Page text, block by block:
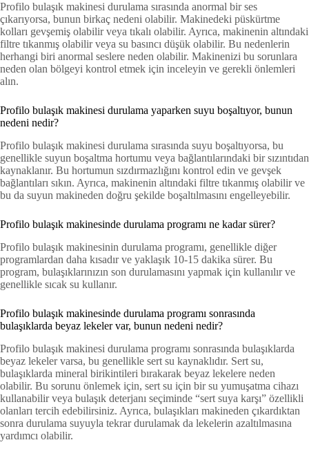
Profilo bulaşık makinesi durulama sırasında anormal bir ses
çıkarıyorsa, bunun birkaç nedeni olabilir. Makinedeki püskürtme
kolları gevşemiş olabilir veya tıkalı olabilir. Ayrıca, makinenin altındaki
filtre tıkanmış olabilir veya su basıncı düşük olabilir. Bu nedenlerin
herhangi biri anormal seslere neden olabilir. Makinenizi bu sorunlara
neden olan bölgeyi kontrol etmek için inceleyin ve gerekli önlemleri
alın.
Profilo bulaşık makinesi durulama yaparken suyu boşaltıyor, bunun
nedeni nedir?
Profilo bulaşık makinesi durulama sırasında suyu boşaltıyorsa, bu
genellikle suyun boşaltma hortumu veya bağlantılarındaki bir sızıntıdan
kaynaklanır. Bu hortumun sızdırmazlığını kontrol edin ve gevşek
bağlantıları sıkın. Ayrıca, makinenin altındaki filtre tıkanmış olabilir ve
bu da suyun makineden doğru şekilde boşaltılmasını engelleyebilir.
Profilo bulaşık makinesinde durulama programı ne kadar sürer?
Profilo bulaşık makinesinin durulama programı, genellikle diğer
programlardan daha kısadır ve yaklaşık 10-15 dakika sürer. Bu
program, bulaşıklarınızın son durulamasını yapmak için kullanılır ve
genellikle sıcak su kullanır.
Profilo bulaşık makinesinde durulama programı sonrasında
bulaşıklarda beyaz lekeler var, bunun nedeni nedir?
Profilo bulaşık makinesi durulama programı sonrasında bulaşıklarda
beyaz lekeler varsa, bu genellikle sert su kaynaklıdır. Sert su,
bulaşıklarda mineral birikintileri bırakarak beyaz lekelere neden
olabilir. Bu sorunu önlemek için, sert su için bir su yumuşatma cihazı
kullanabilir veya bulaşık deterjanı seçiminde “sert suya karşı” özellikli
olanları tercih edebilirsiniz. Ayrıca, bulaşıkları makineden çıkardıktan
sonra durulama suyuyla tekrar durulamak da lekelerin azaltılmasına
yardımcı olabilir.